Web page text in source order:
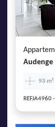
Audenge
93 m²